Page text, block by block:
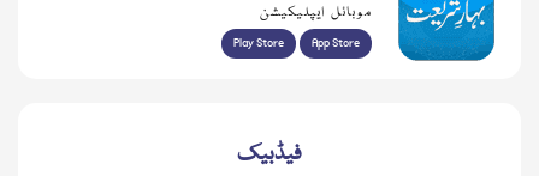
موبائل ایپلیکیشن
Play Store App Store
فیڈبیک